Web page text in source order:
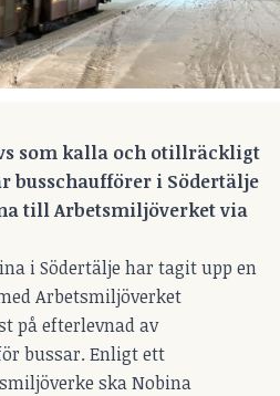
som kalla och otillräckligt
busschaufförer i Södertälje
till Arbetsmiljöverket via
i Södertälje har tagit upp en
Arbetsmiljöverket
på efterlevnad av
bussar. Enligt ett
ska Nobina